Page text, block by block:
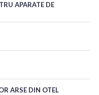
APARATE DE
ARSE DIN OTEL